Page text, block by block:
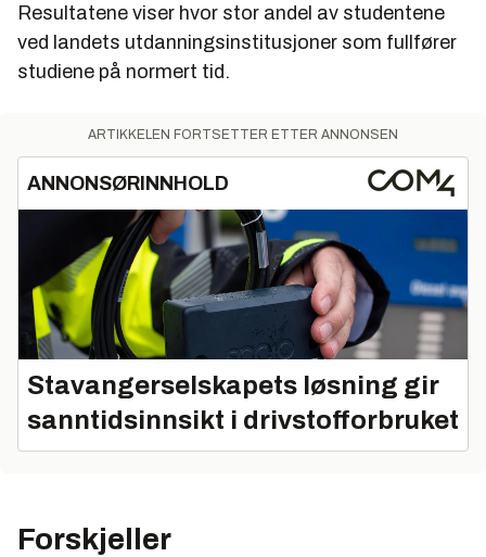
Høgskolen i Volda: 85,6 %
Universitetet i Agder: 85,5 %
Høgskolen i Østfold: 85,1 %
Universitetet i Stavanger: 84,5 %
Universitetet i Tromsø: 84,1 %
Høgskolen i Akershus: 83,6 %
Høgskulen i Sogn og Fjordane: 83,6 %
Høgskolen i Ålesund: 83,2 %
NTNU: 82,8 %
Høgskolen i Gjøvik: 82,5 %
Høgskolen i Nord-Trøndelag: 81,1 %
Resultatene viser hvor stor andel av studentene
ved landets utdanningsinstitusjoner som fullfører
studiene på normert tid.
ARTIKKELEN FORTSETTER ETTER ANNONSEN
ANNONSØRINNHOLD
Stavangerselskapets løsning gir
sanntidsinnsikt i drivstofforbruket
Forskjeller